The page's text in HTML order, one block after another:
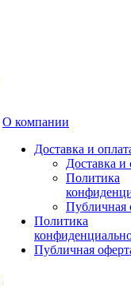
О компании
Доставка и
Доставка и
Политика
Публичная
Политика
Публичная